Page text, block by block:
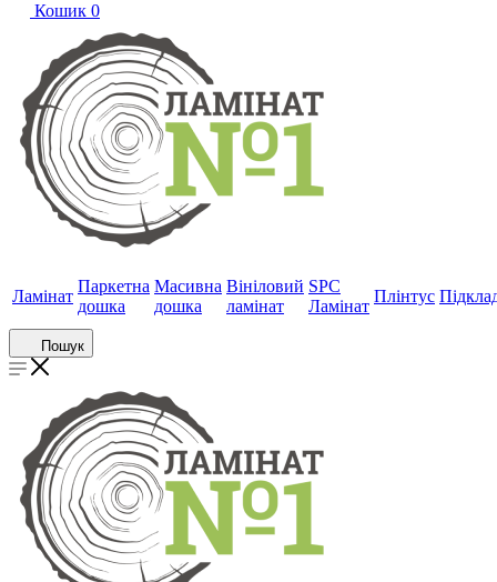
Кошик 0
Ламінат
Паркетна
дошка
Масивна
дошка
Вініловий
ламінат
SPC
Ламінат
Плінтус
Пошук